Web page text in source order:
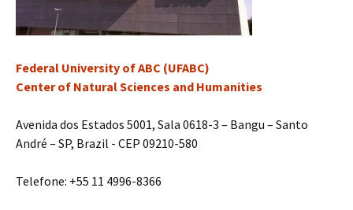
Federal University of ABC (UFABC)
Center of Natural Sciences and Humanities
Avenida dos Estados 5001, Sala 0618-3 – Bangu – Santo
André – SP, Brazil - CEP 09210-580
Telefone: +55 11 4996-8366